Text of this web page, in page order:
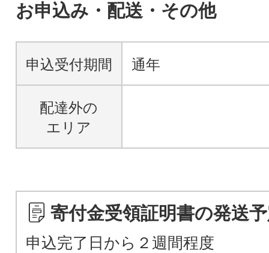
お申込み・配送・その他
申込受付期間 通年
配達外の
エリア
寄付金受領証明書の発送
申込完了日から２週間程度